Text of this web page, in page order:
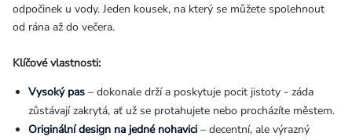
odpočinek u vody. Jeden kousek, na který se můžete spolehnout
od rána až do večera.
Klíčové vlastnosti:
Vysoký pas – dokonale drží a poskytuje pocit jistoty - záda
zůstávají zakrytá, ať už se protahujete nebo procházíte městem.
Originální design na jedné nohavici – decentní, ale výrazný